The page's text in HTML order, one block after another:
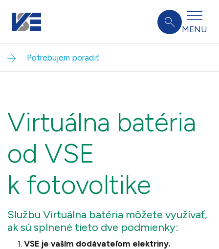
MENU
Potrebujem poradiť
Virtuálna batéria
od VSE
k fotovoltike
Službu Virtuálna batéria môžete využívať,
ak sú splnené tieto dve podmienky:
1. VSE je vaším dodávateľom elektriny.